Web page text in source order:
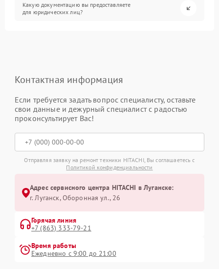
Какую документацию вы предоставляете
для юридических лиц?
Контактная информация
Если требуется задать вопрос специалисту, оставьте
свои данные и дежурный специалист с радостью
проконсультирует Вас!
Отправляя заявку на ремонт техники HITACHI, Вы соглашаетесь с
Политикой конфиденциальности
Адрес сервисного центра HITACHI в Луганске:
г. Луганск, Оборонная ул., 26
Горячая линия
+7 (863) 333-79-21
Время работы
Ежедневно с 9:00 до 21:00